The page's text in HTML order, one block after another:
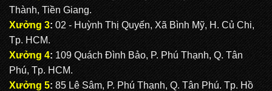
CẶP HỌC SINH MS: TN 5013
CẶP HỌC SINH MS: TN 5012
Thành, Tiền Giang.
Xưởng 3: 02 - Huỳnh Thị Quyến, Xã Bình Mỹ, H. Củ Chi,
Tp. HCM.
Xưởng 4: 109 Quách Đình Bảo, P. Phú Thạnh, Q. Tân
Phú, Tp. HCM.
Xưởng 5: 85 Lê Sâm, P. Phú Thạnh, Q. Tân Phú. Tp. Hồ